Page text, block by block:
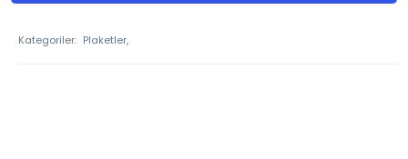
Kategoriler: Plaketler,